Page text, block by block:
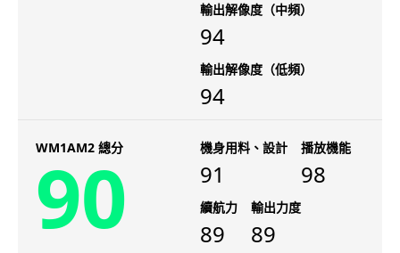
輸出解像度（中頻）
94
輸出解像度（低頻）
94
WM1AM2 總分
90 機身用料、設計
91
播放機能
98
續航力
89
輸出力度
89